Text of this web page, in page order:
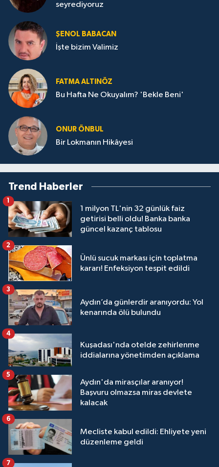
seyrediyoruz
ŞENOL BABACAN
İşte bizim Valimiz
FATMA ALTINÖZ
Bu Hafta Ne Okuyalım? 'Bekle Beni'
ONUR ÖNBUL
Bir Lokmanın Hikâyesi
Trend Haberler
1 milyon TL'nin 32 günlük faiz
getirisi belli oldu! Banka banka
güncel kazanç tablosu
1
Ünlü sucuk markası için toplatma
kararı! Enfeksiyon tespit edildi
2
Aydın’da günlerdir aranıyordu: Yol
kenarında ölü bulundu
3
Kuşadası'nda otelde zehirlenme
iddialarına yönetimden açıklama
4
Aydın'da mirasçılar aranıyor!
Başvuru olmazsa miras devlete
kalacak
5
Mecliste kabul edildi: Ehliyete yeni
düzenleme geldi
6
7